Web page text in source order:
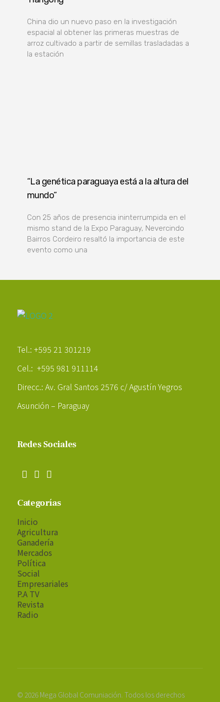
China dio un nuevo paso en la investigación
espacial al obtener las primeras muestras de
arroz cultivado a partir de semillas trasladadas a
la estación
“La genética paraguaya está a la altura del
mundo”
Con 25 años de presencia ininterrumpida en el
mismo stand de la Expo Paraguay, Nevercindo
Bairros Cordeiro resaltó la importancia de este
evento como una
Tel.: +595 21 301219
Cel.: +595 981 911114
Direcc.: Av. Gral Santos 2576 c/ Agustín Yegros
Asunción – Paraguay
Redes Sociales
Categorías
Inicio
Agricultura
Ganadería
Mercados
Política
Social
Empresariales
P.A TV
Revista
Radio
© 2026 Mega Global Comuniación. Todos los derechos